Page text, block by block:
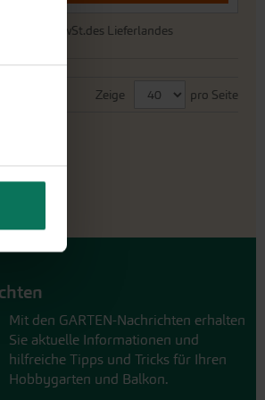
inkl. MwSt.des Lieferlandes
Zeige pro Seite
Mit den GARTEN-Nachrichten erhalten
Sie aktuelle Informationen und
hilfreiche Tipps und Tricks für Ihren
Hobbygarten und Balkon.